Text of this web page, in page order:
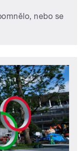
nebo se